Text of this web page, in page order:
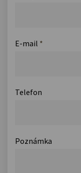
E-mail *
Telefon
Poznámka